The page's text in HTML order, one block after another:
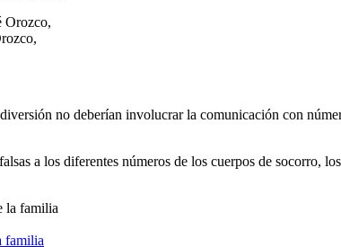
no deberían involucrar la comunicación con
a los diferentes números de los cuerpos de socorro,
familia